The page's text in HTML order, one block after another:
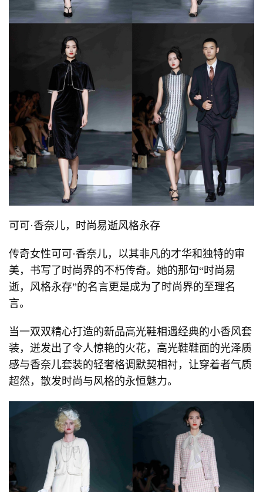
可可·香奈儿，时尚易逝风格永存
传奇女性可可·香奈儿，以其非凡的才华和独特的审
美，书写了时尚界的不朽传奇。她的那句“时尚易
逝，风格永存”的名言更是成为了时尚界的至理名
言。
当一双双精心打造的新品高光鞋相遇经典的小香风套
装，迸发出了令人惊艳的火花，高光鞋鞋面的光泽质
感与香奈儿套装的轻奢格调默契相衬，让穿着者气质
超然，散发时尚与风格的永恒魅力。